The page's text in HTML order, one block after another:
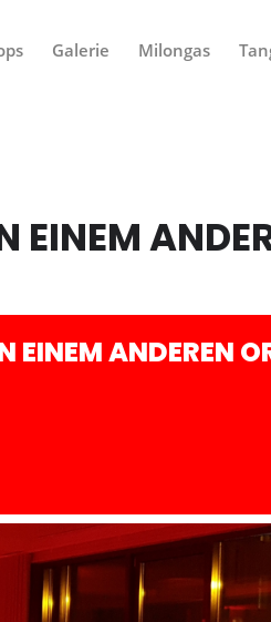
Galerie Milongas
EINEM ANDEREN